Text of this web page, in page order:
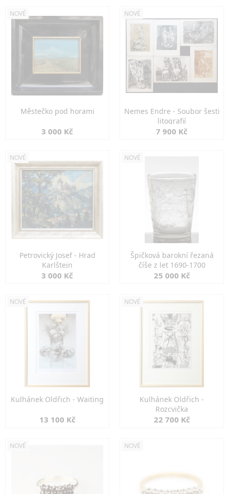
NOVÉ
Městečko pod horami
3 000 Kč
NOVÉ
Nemes Endre - Soubor šesti
litografií
7 900 Kč
NOVÉ
Petrovický Josef - Hrad
Karlštejn
3 000 Kč
NOVÉ
Špičková barokní řezaná
číše z let 1690-1700
25 000 Kč
NOVÉ
Kulhánek Oldřich - Waiting
13 100 Kč
NOVÉ
Kulhánek Oldřich -
Rozcvička
22 700 Kč
NOVÉ NOVÉ